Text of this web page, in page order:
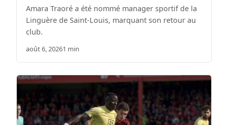
Amara Traoré a été nommé manager sportif de la
Linguère de Saint-Louis, marquant son retour au
club.
août 6, 20261 min